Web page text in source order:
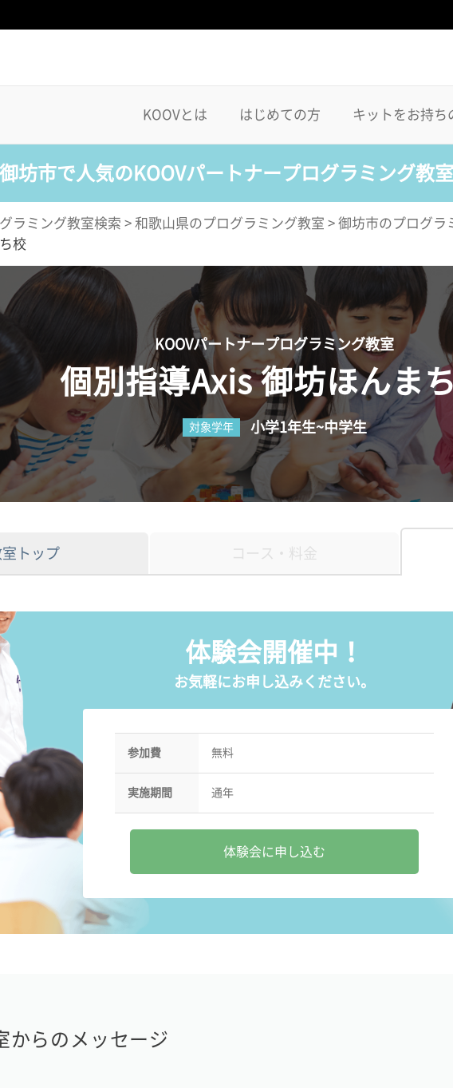
KOOVとは はじめての方 キットをお持ち
御坊市で人気のKOOVパートナープログラミング教
ラミング教室検索 > 和歌山県のプログラミング教室 > 御坊市のプログラ
校
KOOVパートナープログラミング教室
個別指導Axis 御坊ほんま
対象学年 小学1年生~中学生
室トップ コース・料金
体験会開催中！
お気軽にお申し込みください。
参加費 無料
実施期間 通年
体験会に申し込む
からのメッセージ